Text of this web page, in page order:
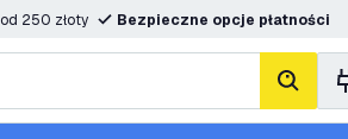
od 250 złoty Bezpieczne opcje płatności
Szukaj